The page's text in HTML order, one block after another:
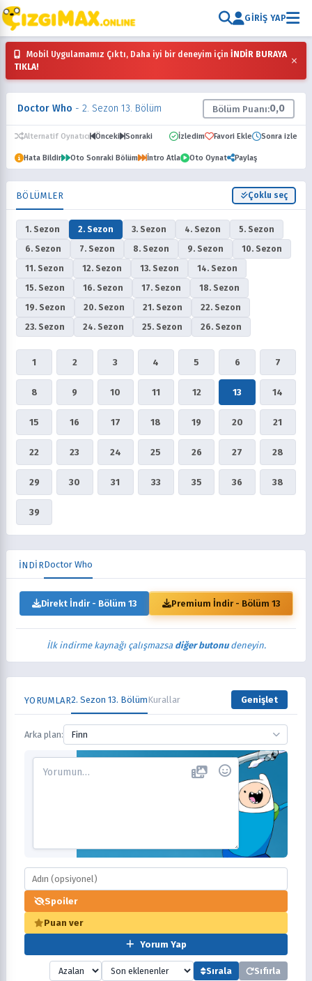
GIRIŞ YAP
Mobil Uygulamamız Çıktı, Daha iyi bir deneyim için İNDİR BURAYA
TIKLA!
×
Doctor Who - 2. Sezon 13. Bölüm Bölüm Puanı:0,0
Alternatif Oynatıcı Önceki Sonraki İzledim Favori Ekle Sonra izle
Hata Bildir Oto Sonraki Bölüm İntro Atla Oto Oynat Paylaş
BÖLÜMLER Çoklu seç
1. Sezon 2. Sezon 3. Sezon 4. Sezon
5. Sezon
6. Sezon
7. Sezon 8. Sezon 9. Sezon
10. Sezon
11. Sezon
12. Sezon 13. Sezon
14. Sezon
15. Sezon
16. Sezon 17. Sezon
18. Sezon
19. Sezon
20. Sezon 21. Sezon
22. Sezon
23. Sezon
24. Sezon 25. Sezon 26. Sezon
1 2 3 4 5 6 7
8 9 10 11 12 13 14
15 16 17 18 19 20 21
22 23 24 25 26 27 28
29 30 31 33 35 36 38
39
İNDİRDoctor Who
Direkt İndir - Bölüm 13 Premium İndir - Bölüm 13
İlk indirme kaynağı çalışmazsa diğer butonudeneyin.
YORUMLAR2. Sezon 13. BölümKurallar Genişlet
Arka plan: Finn
Spoiler
Puan ver
Yorum Yap
Sırala Sıfırla